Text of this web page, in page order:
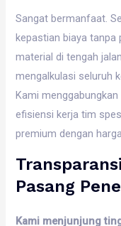
Sangat bermanfaat.
kepastian biaya tanpa
material di tengah
mengalkulasi seluruh
Kami
efisiensi kerja tim
premium dengan
Pasang
Kami menjunjung